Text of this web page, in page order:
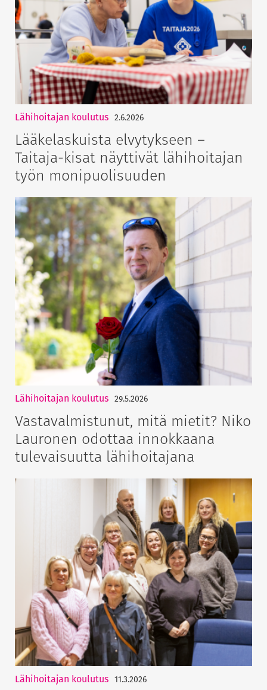
Lähihoitajan koulutus 2.6.2026
Lääkelaskuista elvytykseen –
Taitaja-kisat näyttivät lähihoitajan
työn monipuolisuuden
Lähihoitajan koulutus 29.5.2026
Vastavalmistunut, mitä mietit? Niko
Lauronen odottaa innokkaana
tulevaisuutta lähihoitajana
Lähihoitajan koulutus 11.3.2026